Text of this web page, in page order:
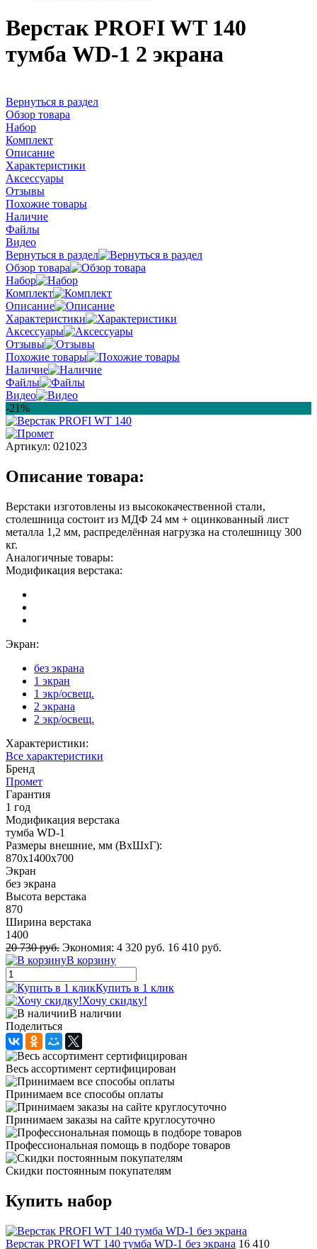
Верстак PROFI WT 140
тумба WD-1 2 экрана
Вернуться в раздел
Обзор товара
Набор
Комплект
Описание
Характеристики
Аксессуары
Отзывы
Похожие товары
Наличие
Файлы
Видео
Вернуться в раздел
Обзор товара
Набор
Комплект
Описание
Характеристики
Аксессуары
Отзывы
Похожие товары
Наличие
Файлы
Видео
-21%
Артикул: 021023
Описание товара:
Верстаки изготовлены из высококачественной стали,
столешница состоит из МДФ 24 мм + оцинкованный лист
металла 1,2 мм, распределённая нагрузка на столешницу 300
кг.
Аналогичные товары:
Модификация верстака:
Экран:
без экрана
1 экран
1 экр/освещ.
2 экрана
2 экр/освещ.
Характеристики:
Все характеристики
Бренд
Промет
Гарантия
1 год
Модификация верстака
тумба WD-1
Размеры внешние, мм (ВхШхГ):
870x1400x700
Экран
без экрана
Высота верстака
870
Ширина верстака
1400
20 730 руб. Экономия: 4 320 руб. 16 410 руб.
В корзину
Купить в 1 клик
Хочу скидку!
В наличии
Поделиться
Весь ассортимент сертифицирован
Принимаем все способы оплаты
Принимаем заказы на сайте круглосуточно
Профессиональная помощь в подборе товаров
Скидки постоянным покупателям
Купить набор
Верстак PROFI WT 140 тумба WD-1 без экрана 16 410